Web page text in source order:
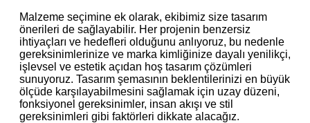
Malzeme seçimine ek olarak, ekibimiz size tasarım
önerileri de sağlayabilir. Her projenin benzersiz
ihtiyaçları ve hedefleri olduğunu anlıyoruz, bu nedenle
gereksinimlerinize ve marka kimliğinize dayalı yenilikçi,
işlevsel ve estetik açıdan hoş tasarım çözümleri
sunuyoruz. Tasarım şemasının beklentilerinizi en büyük
ölçüde karşılayabilmesini sağlamak için uzay düzeni,
fonksiyonel gereksinimler, insan akışı ve stil
gereksinimleri gibi faktörleri dikkate alacağız.